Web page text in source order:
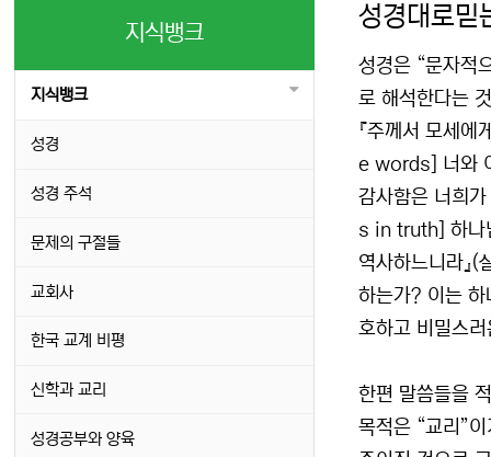
성경대로믿
성경은 “문자적
로 해석한다는
『주께서 모세
e words] 너와
감사함은 너희
s in truth] 하나
역사하느니라』
하는가? 이는 하
호하고 비밀스
한편 말씀들을
목적은 “교리”
지식뱅크
지식뱅크
성경
성경 주석
문제의 구절들
교회사
한국 교계 비평
신학과 교리
성경공부와 양육